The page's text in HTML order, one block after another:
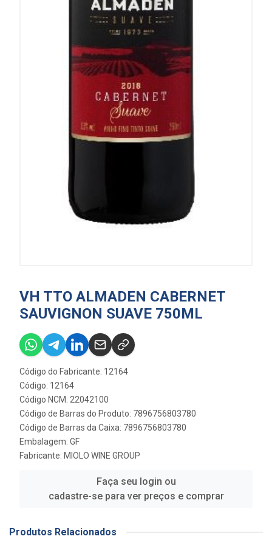
VH TTO ALMADEN CABERNET
SAUVIGNON SUAVE 750ML
Código do Fabricante: 12164
Código: 12164
Código NCM: 22042100
Código de Barras do Produto: 7896756803780
Código de Barras da Caixa: 7896756803780
Embalagem: GF
Fabricante: MIOLO WINE GROUP
Faça seu login ou
cadastre-se para ver preços e comprar
Produtos Relacionados